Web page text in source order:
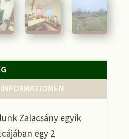
Zalacsány egyik
egy 2